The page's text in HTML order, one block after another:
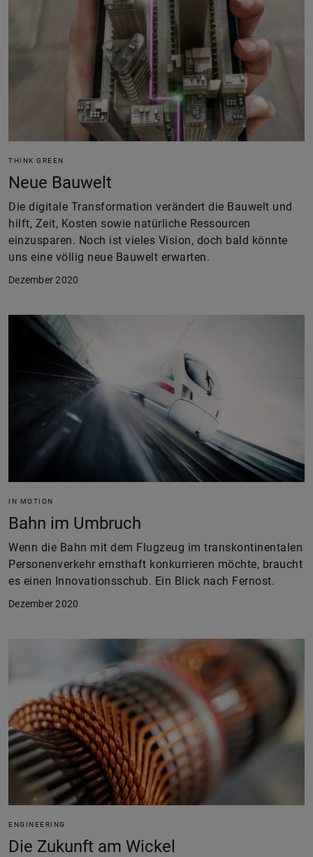
THINK GREEN
Neue Bauwelt
Die digitale Transformation verändert die Bauwelt und
hilft, Zeit, Kosten sowie natürliche Ressourcen
einzusparen. Noch ist vieles Vision, doch bald könnte
uns eine völlig neue Bauwelt erwarten.
Dezember 2020
IN MOTION
Bahn im Umbruch
Wenn die Bahn mit dem Flugzeug im transkontinentalen
Personenverkehr ernsthaft konkurrieren möchte, braucht
es einen Innovationsschub. Ein Blick nach Fernost.
Dezember 2020
ENGINEERING
Die Zukunft am Wickel